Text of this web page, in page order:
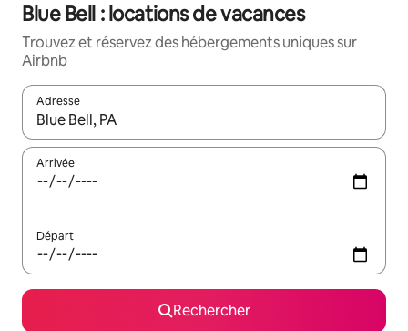
Blue Bell : locations de vacances
Trouvez et réservez des hébergements uniques sur
Airbnb
Adresse
Lorsque les résultats s'affichent, utilisez les flèches vers le
Arrivée
Départ
Rechercher